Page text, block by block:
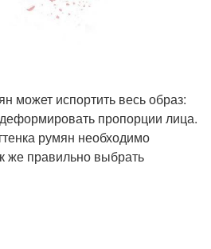
может испортить весь образ:
пропорции лица.
румян необходимо
же правильно выбрать